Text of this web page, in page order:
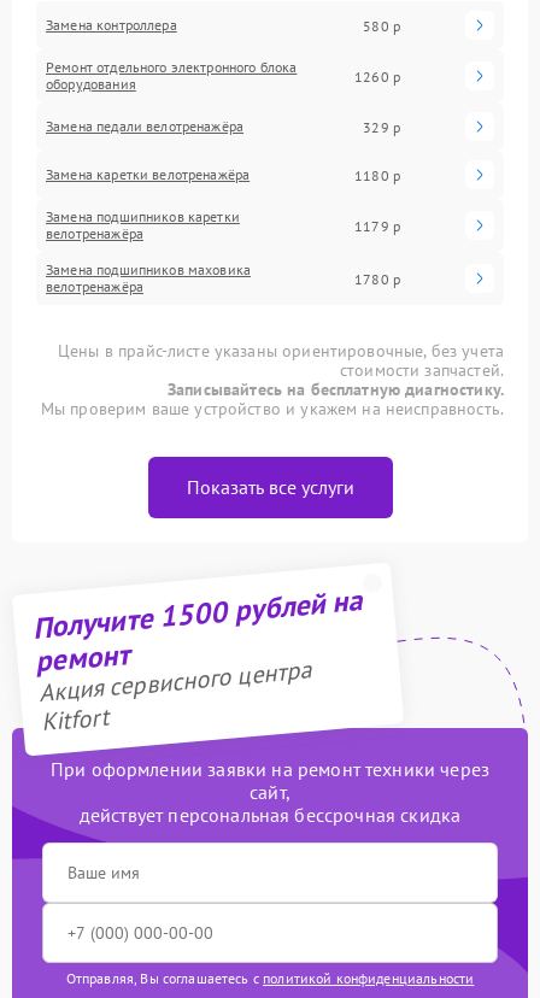
Замена контроллера 580 р
Ремонт отдельного электронного блока
оборудования
1260 р
Замена педали велотренажёра 329 р
Замена каретки велотренажёра 1180 р
Замена подшипников каретки
велотренажёра
1179 р
Замена подшипников маховика
велотренажёра
1780 р
Цены в прайс-листе указаны ориентировочные, без учета
стоимости запчастей.
Записывайтесь на бесплатную диагностику.
Мы проверим ваше устройство и укажем на неисправность.
Показать все услуги
Получите 1500 рублей на
ремонт
Акция сервисного центра
Kitfort
При оформлении заявки на ремонт техники через
сайт,
действует персональная бессрочная скидка
Отправляя, Вы соглашаетесь с политикой конфиденциальности